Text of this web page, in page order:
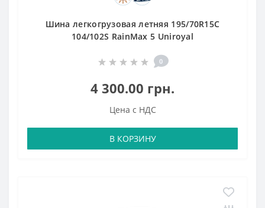
Шина легкогрузовая летняя 195/70R15C
104/102S RainMax 5 Uniroyal
0
4 300.00 грн.
Цена с НДС
В КОРЗИНУ